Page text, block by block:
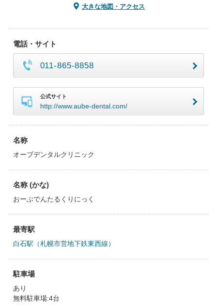
大きな地図・アクセス
電話・サイト
011-865-8858
公式サイト
http://www.aube-dental.com/
名称
オーブデンタルクリニック
名称 (かな)
おーぶでんたるくりにっく
最寄駅
白石駅（札幌市営地下鉄東西線）
駐車場
あり
無料駐車場:4台